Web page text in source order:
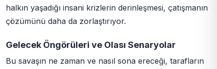
halkın yaşadığı insani krizlerin derinleşmesi, çatışmanın
çözümünü daha da zorlaştırıyor.
Gelecek Öngörüleri ve Olası Senaryolar
Bu savaşın ne zaman ve nasıl sona ereceği, tarafların